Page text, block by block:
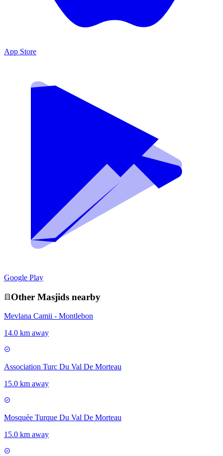
App Store
Google Play
Other Masjids nearby
Mevlana Camii - Montlebon
14.0 km away
Association Turc Du Val De Morteau
15.0 km away
Mosquée Turque Du Val De Morteau
15.0 km away